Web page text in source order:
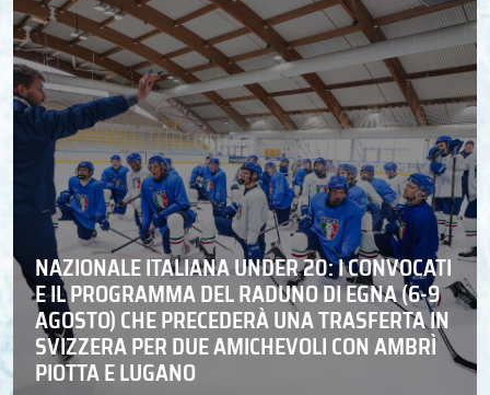
NAZIONALE ITALIANA UNDER 20: I CONVOCATI
E IL PROGRAMMA DEL RADUNO DI EGNA (6-9
AGOSTO) CHE PRECEDERÀ UNA TRASFERTA IN
SVIZZERA PER DUE AMICHEVOLI CON AMBRÌ
PIOTTA E LUGANO